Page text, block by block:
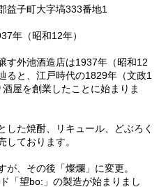
益子町大字塙333番地1
年（昭和12年）
す外池酒造店は1937年（昭和12
ると、江戸時代の1829年（文政1
屋を創業したことに始まりま
した焼酎、リキュール、どぶろく
しております。
、その後「燦爛」に変更。
「望bo:」の製造が始まりまし